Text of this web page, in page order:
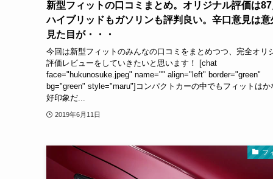
新型フィットの口コミまとめ。オリジナル評価は
ハイブリッドもガソリンも評判良い。辛口意見は意
見た目が・・・
今回は新型フィットのみんなの口コミをまとめつつ、完全オリ
評価レビューをしていきたいと思います！ [chat
face="hukunosuke.jpeg" name="" align="left" border="green"
bg="green" style="maru"]コンパクトカーの中でもフィットはか
好印象だ...
2019年6月11日
フ